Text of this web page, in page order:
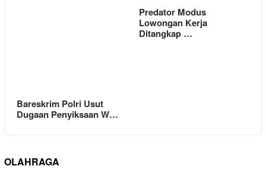
Bareskrim Polri Usut
Dugaan Penyiksaan W…
Predator Modus
Lowongan Kerja
Ditangkap …
OLAHRAGA